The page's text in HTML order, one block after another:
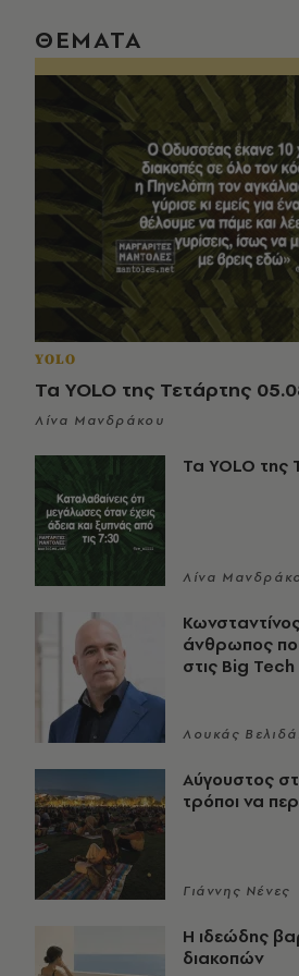
ΘΕΜΑΤΑ
YOLO
Τα YOLO της Τετάρτης
Λίνα Μανδράκου
Τα YOLO της
Λίνα
άνθρωπος
στις Big Tech
Λουκάς
Αύγουστος
τρόποι να
Γιάννης Νένες
Η ιδεώδης
διακοπών